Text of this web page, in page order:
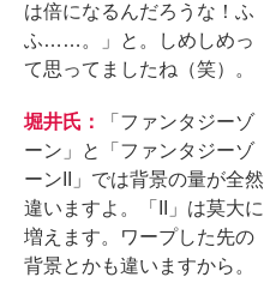
は倍になるんだろうな！ふ
ふ……。」と。しめしめっ
て思ってましたね（笑）。
堀井氏：
「ファンタジーゾ
ーン」と「ファンタジーゾ
ーンII」では背景の量が全然
違いますよ。「II」は莫大に
増えます。ワープした先の
背景とかも違いますから。